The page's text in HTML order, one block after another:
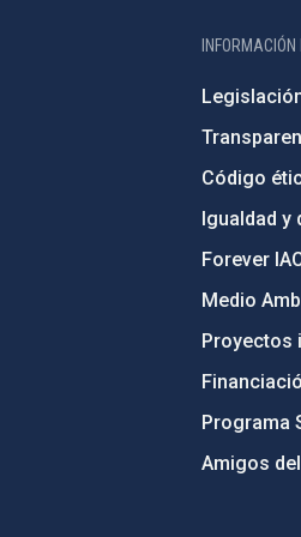
Código
Igualdad y
Forever
Medio
Proyectos
Programa
Amigos